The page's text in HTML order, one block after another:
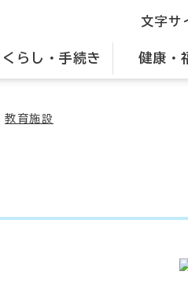
くらし・手続き 健康・
文字サ
教育施設